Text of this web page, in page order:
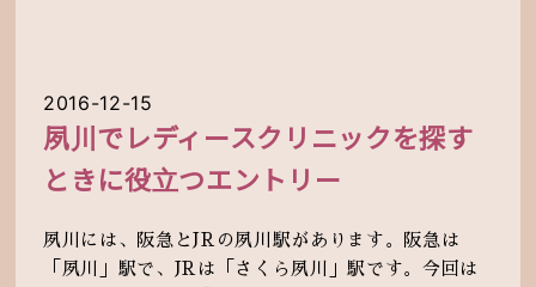
2016-12-15
夙川でレディースクリニックを探す
ときに役立つエントリー
夙川には、阪急とJRの夙川駅があります。阪急は
「夙川」駅で、JRは「さくら夙川」駅です。今回は